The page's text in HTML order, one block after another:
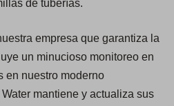
de tuberías.
empresa que garantiza la
un minucioso monitoreo en
en nuestro moderno
mantiene y actualiza sus